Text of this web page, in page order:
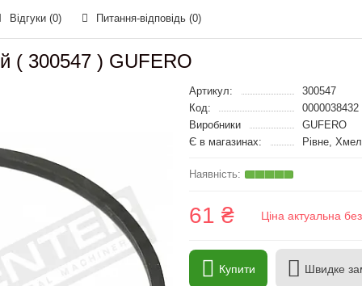
Відгуки (0) Питання-відповідь (0)
( 300547 ) GUFERO
Артикул:
300547
Код:
0000038432
Виробники
GUFERO
Є в магазинах:
Рівне,
61 ₴ Ціна актуальна
Купити Швидке